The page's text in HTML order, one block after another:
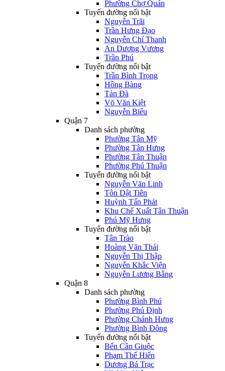
Phường Chợ Quán
Tuyến đường nổi bật
Nguyễn Trãi
Trần Hưng Đạo
Nguyễn Chí Thanh
An Dương Vương
Trần Phú
Tuyến đường nổi bật
Trần Bình Trọng
Hồng Bàng
Tản Đà
Võ Văn Kiệt
Nguyễn Biểu
Quận 7
Danh sách phường
Phường Tân Mỹ
Phường Tân Hưng
Phường Tân Thuận
Phường Phú Thuận
Tuyến đường nổi bật
Nguyễn Văn Linh
Tôn Dật Tiên
Huỳnh Tấn Phát
Khu Chế Xuất Tân Thuận
Phú Mỹ Hưng
Tuyến đường nổi bật
Tân Trào
Hoàng Văn Thái
Nguyễn Thị Thập
Nguyễn Khắc Viện
Nguyễn Lương Bằng
Quận 8
Danh sách phường
Phường Bình Phú
Phường Phú Định
Phường Chánh Hưng
Phường Bình Đông
Tuyến đường nổi bật
Bến Cần Giuộc
Phạm Thế Hiển
Dương Bá Trạc